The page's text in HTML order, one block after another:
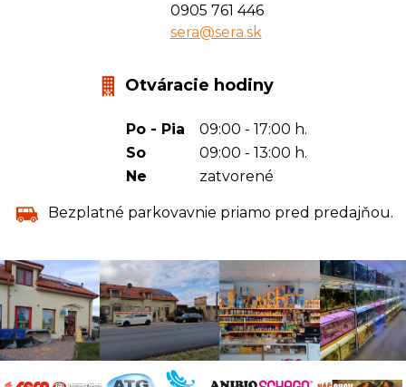
0905 761 446
sera@sera.sk
Otváracie hodiny
Po - Pia
09:00 - 17:00 h.
So
09:00 - 13:00 h.
Ne
zatvorené
Bezplatné parkovavnie priamo pred predajňou.